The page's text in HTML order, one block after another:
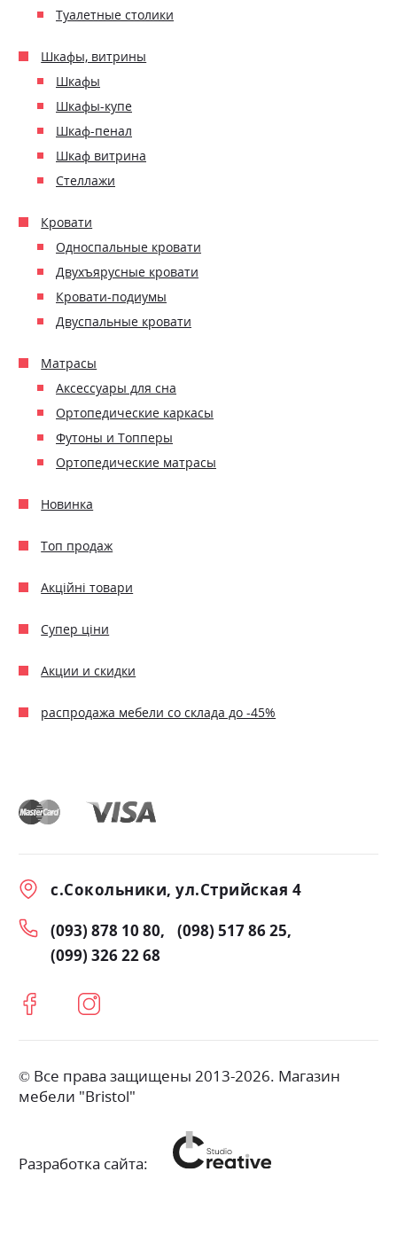
Туалетные столики
Шкафы, витрины
Шкафы
Шкафы-купе
Шкаф-пенал
Шкаф витрина
Стеллажи
Кровати
Односпальные кровати
Двухъярусные кровати
Кровати-подиумы
Двуспальные кровати
Матрасы
Аксессуары для сна
Ортопедические каркасы
Футоны и Топперы
Ортопедические матрасы
Новинка
Топ продаж
Акційні товари
Супер ціни
Акции и скидки
распродажа мебели со склада до -45%
с.Сокольники, ул.Стрийская 4
(093) 878 10 80
(098) 517 86 25
(099) 326 22 68
© Все права защищены 2013-2026. Магазин
мебели "Bristol"
Разработка сайта: